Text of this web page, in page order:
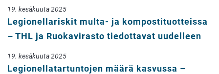
19. kesäkuuta 2025
Legionellariskit multa- ja kompostituotteissa
– THL ja Ruokavirasto tiedottavat uudelleen
19. kesäkuuta 2025
Legionellatartuntojen määrä kasvussa –